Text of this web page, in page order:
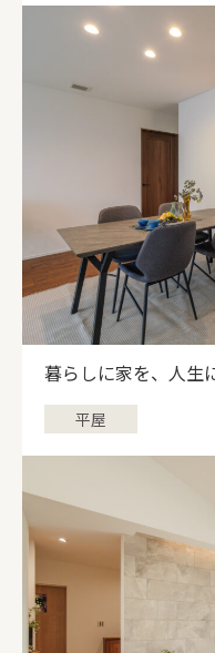
暮らしに家を、人生
平屋